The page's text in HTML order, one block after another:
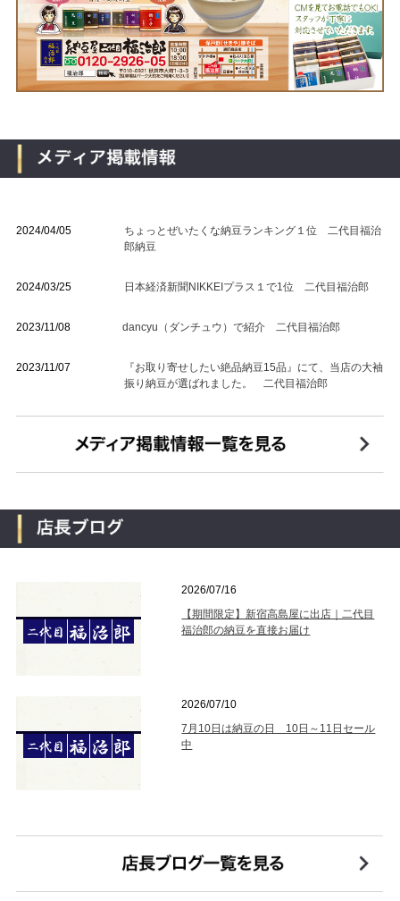
2024/04/05
ちょっとぜいたくな納豆ランキング１位 二代目福治
郎納豆
2024/03/25 日本経済新聞NIKKEIプラス１で1位 二代目福治郎
2023/11/08 dancyu（ダンチュウ）で紹介 二代目福治郎
2023/11/07
『お取り寄せしたい絶品納豆15品』にて、当店の大袖
振り納豆が選ばれました。 二代目福治郎
2026/07/16
【期間限定】新宿高島屋に出店｜二代目
福治郎の納豆を直接お届け
2026/07/10
7月10日は納豆の日 10日～11日セール
中